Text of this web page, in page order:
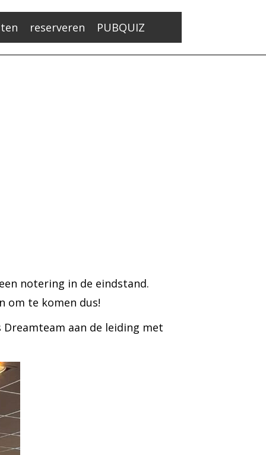
reserveren PUBQUIZ
notering in de eindstand.
om te komen dus!
Dreamteam aan de leiding met